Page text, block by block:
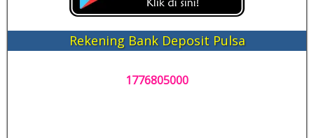
Rekening Bank Deposit Pulsa
1776805000